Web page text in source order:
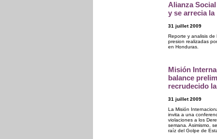
Alianza
y se arrecia
31 juillet 2009
Reporte y analisis de
presion realizadas
en Honduras.
Misión
balance
recrudecido
31 juillet 2009
La Misión
invita a una
violaciones a los
semana. Asimismo,
raíz del Golpe de